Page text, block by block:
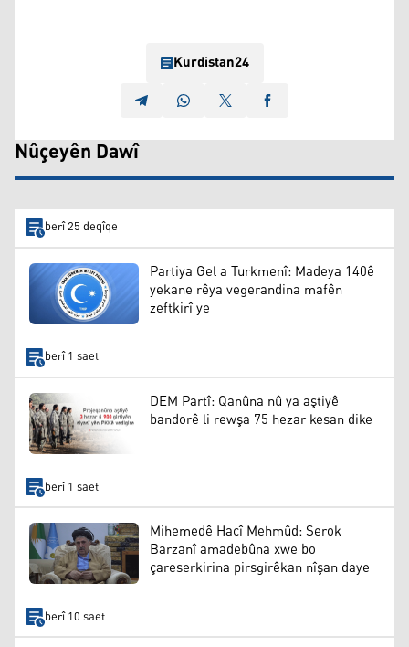
Kurdistan24
Nûçeyên Dawî
berî 25 deqîqe
Partiya Gel a Turkmenî: Madeya 140ê
yekane rêya vegerandina mafên
zeftkirî ye
berî 1 saet
DEM Partî: Qanûna nû ya aştiyê
bandorê li rewşa 75 hezar kesan dike
berî 1 saet
Mihemedê Hacî Mehmûd: Serok
Barzanî amadebûna xwe bo
çareserkirina pirsgirêkan nîşan daye
berî 10 saet